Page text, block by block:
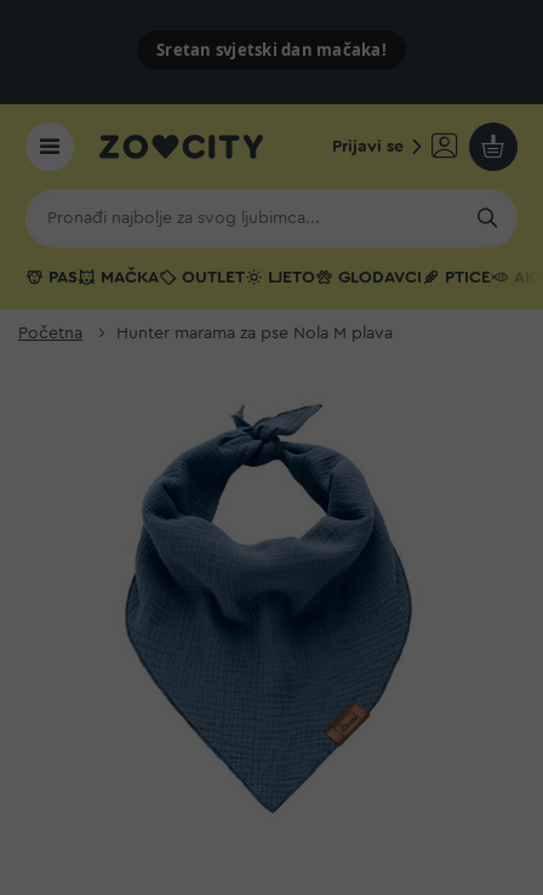
Sretan svjetski dan mačaka!
Prijavi se
Moja
PAS MAČKA OUTLET LJETO GLODAVCI PTICE
Početna Hunter marama za pse Nola M plava